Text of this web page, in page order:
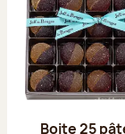
Boite 25